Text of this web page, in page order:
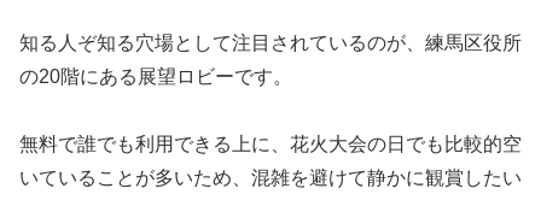
知る人ぞ知る穴場として注目されているのが、練馬区役所
の20階にある展望ロビーです。
無料で誰でも利用できる上に、花火大会の日でも比較的空
いていることが多いため、混雑を避けて静かに観賞したい